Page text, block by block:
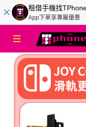
租借手機找
App下單享專屬優惠